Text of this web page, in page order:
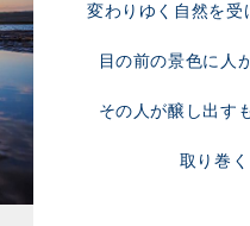
変わりゆく自然を
目の前の景色に人
その人が醸し出す
取り巻